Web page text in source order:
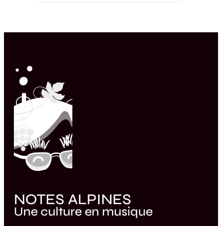
NOTES ALPINES
Une culture en musique